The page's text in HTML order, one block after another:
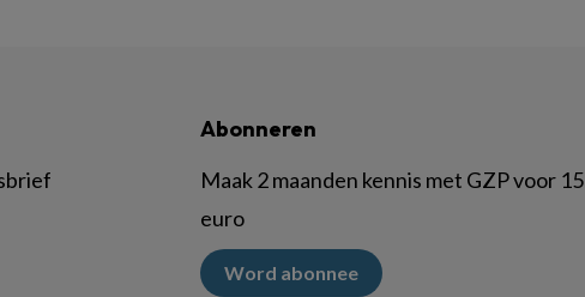
Abonneren
Maak 2 maanden kennis met GZP voor 15
euro
Word abonnee